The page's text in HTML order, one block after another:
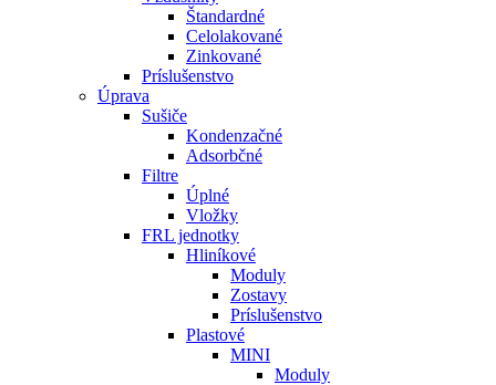
Štandardné
Celolakované
Zinkované
Príslušenstvo
Úprava
Sušiče
Kondenzačné
Adsorbčné
Filtre
Úplné
Vložky
FRL jednotky
Hliníkové
Moduly
Zostavy
Príslušenstvo
Plastové
MINI
Moduly